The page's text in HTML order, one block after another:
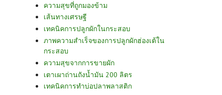
ความสุขที่ถูกมองข้าม
เส้นทางเศรษฐี
เทคนิคการปลูกผักในกระสอบ
ภาพความสำเร็จของการปลูกผักฮ่องเต้ใน
กระสอบ
ความสุขจากการขายผัก
เตาเผาถ่านถังน้ำมัน 200 ลิตร
เทคนิคการทำบ่อปลาพลาสติก